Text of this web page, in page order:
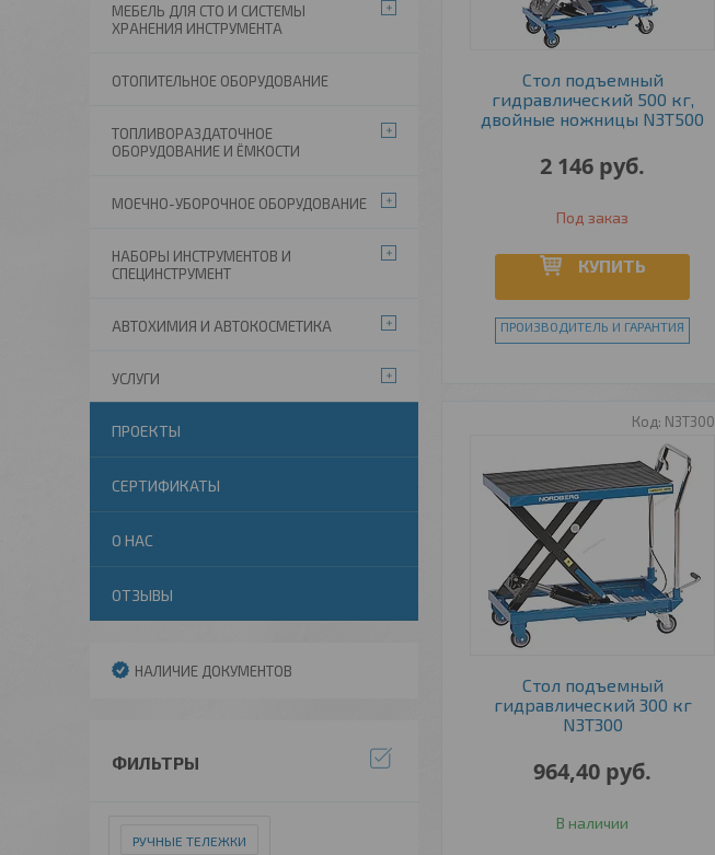
Стол подъемный
гидравлический 500 кг,
двойные ножницы N3T500
2 146 руб.
Под заказ
КУПИТЬ
ПРОИЗВОДИТЕЛЬ И ГАРАНТИЯ
N3T300
Стол подъемный
гидравлический 300 кг
N3T300
964,40 руб.
В наличии
МЕБЕЛЬ ДЛЯ СТО И СИСТЕМЫ
ХРАНЕНИЯ ИНСТРУМЕНТА
ОТОПИТЕЛЬНОЕ ОБОРУДОВАНИЕ
ТОПЛИВОРАЗДАТОЧНОЕ
ОБОРУДОВАНИЕ И ЁМКОСТИ
МОЕЧНО-УБОРОЧНОЕ ОБОРУДОВАНИЕ
НАБОРЫ ИНСТРУМЕНТОВ И
СПЕЦИНСТРУМЕНТ
АВТОХИМИЯ И АВТОКОСМЕТИКА
УСЛУГИ
ПРОЕКТЫ
СЕРТИФИКАТЫ
О НАС
ОТЗЫВЫ
НАЛИЧИЕ ДОКУМЕНТОВ
ФИЛЬТРЫ
РУЧНЫЕ ТЕЛЕЖКИ